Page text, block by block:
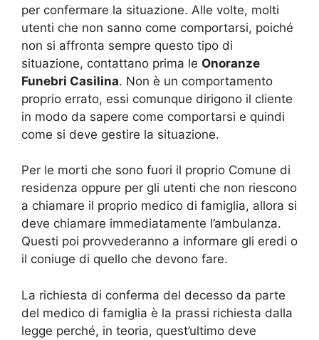
per confermare la situazione. Alle volte, molti
utenti che non sanno come comportarsi, poiché
non si affronta sempre questo tipo di
situazione, contattano prima le Onoranze
Funebri Casilina. Non è un comportamento
proprio errato, essi comunque dirigono il cliente
in modo da sapere come comportarsi e quindi
come si deve gestire la situazione.
Per le morti che sono fuori il proprio Comune di
residenza oppure per gli utenti che non riescono
a chiamare il proprio medico di famiglia, allora si
deve chiamare immediatamente l’ambulanza.
Questi poi provvederanno a informare gli eredi o
il coniuge di quello che devono fare.
La richiesta di conferma del decesso da parte
del medico di famiglia è la prassi richiesta dalla
legge perché, in teoria, quest’ultimo deve